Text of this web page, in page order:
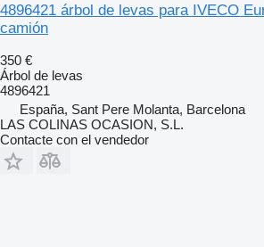
4896421 árbol de levas para IVECO
camión
350 €
Árbol de levas
4896421
España, Sant Pere Molanta, Barcelona
LAS COLINAS OCASION, S.L.
Contacte con el vendedor